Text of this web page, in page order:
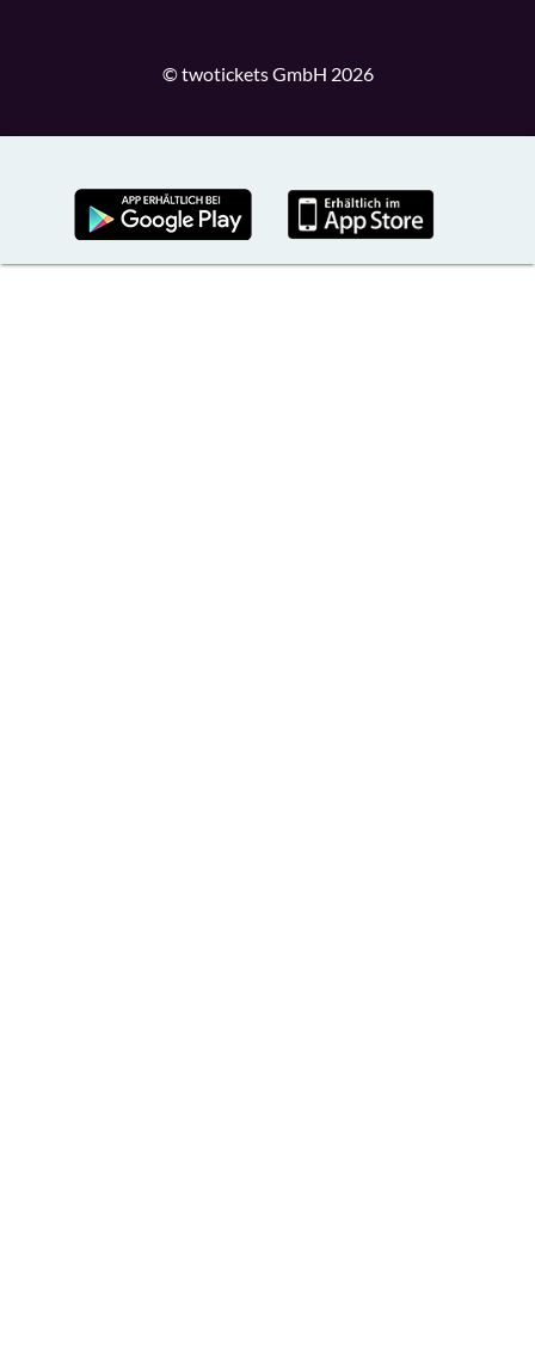
© twotickets GmbH 2026